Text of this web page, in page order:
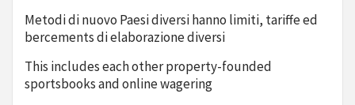
Metodi di nuovo Paesi diversi hanno limiti, tariffe ed
bercements di elaborazione diversi
This includes each other property-founded
sportsbooks and online wagering